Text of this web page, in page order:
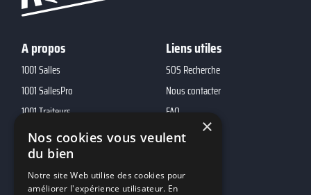
A propos
1001 Salles
1001 SallesPro
1001 Traiteurs
1001 DJ
10h01
MP2
Liens utiles
SOS Recherche
Nous contacter
FAQ
×
Nos cookies vous veulent
du bien
Notre site Web utilise des cookies pour
améliorer l'expérience utilisateur. En